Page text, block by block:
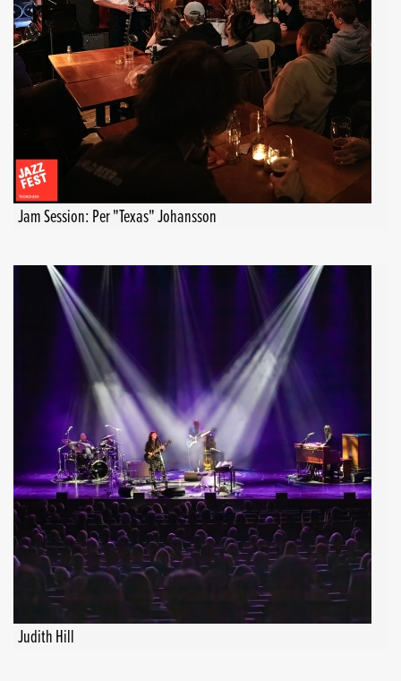
Jam Session: Per "Texas" Johansson
Judith Hill